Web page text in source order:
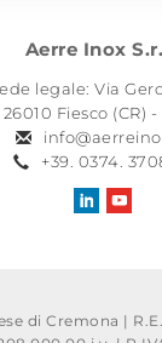
Aerre Inox
legale: Via
26010 Fiesco (CR)
+39. 0374.
di Cremona |